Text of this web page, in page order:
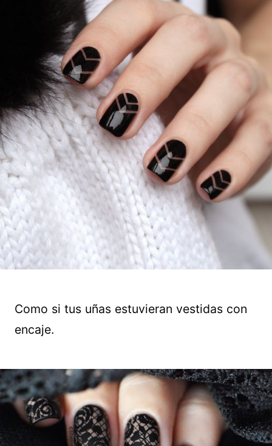
Como si tus uñas estuvieran vestidas con
encaje.